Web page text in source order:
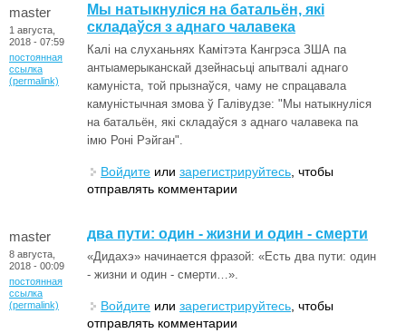
master
1 августа,
2018 - 07:59
постоянная
ссылка
(permalink)
Мы натыкнуліся на батальён, які
складаўся з аднаго чалавека
Калі на слуханьнях Камітэта Кангрэса ЗША па
антыамерыканскай дзейнасьці апытвалі аднаго
камуніста, той прызнаўся, чаму не спрацавала
камуністычная змова ў Галівудзе: "Мы натыкнуліся
на батальён, які складаўся з аднаго чалавека па
імю Роні Рэйган".
Войдите или зарегистрируйтесь , чтобы
отправлять комментарии
master
8 августа,
2018 - 00:09
постоянная
ссылка
(permalink)
два пути: один - жизни и один - смерти
«Дидахэ» начинается фразой: «Есть два пути: один
- жизни и один - смерти…».
Войдите или зарегистрируйтесь , чтобы
отправлять комментарии